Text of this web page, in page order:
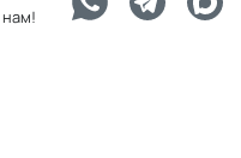
нам!